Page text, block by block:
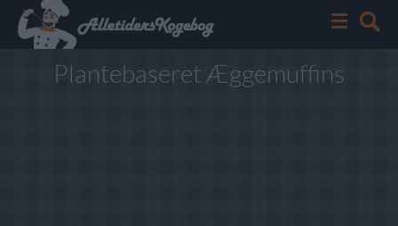
Plantebaseret Æggemuffins